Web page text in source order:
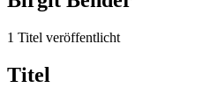
1 Titel veröffentlicht
Titel